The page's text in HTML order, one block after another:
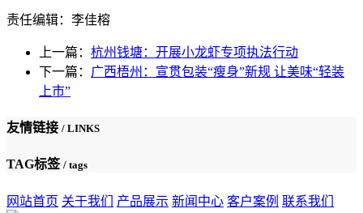
责任编辑：李佳榕
上一篇： 杭州钱塘：开展小龙虾专项执法行动
下一篇： 广西梧州：宣贯包装“瘦身”新规 让美味“轻装
上市”
友情链接 / LINKS
TAG标签 / tags
网站首页 关于我们 产品展示 新闻中心 客户案例 联系我们